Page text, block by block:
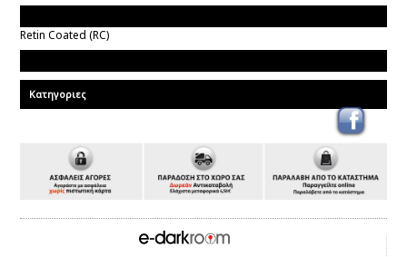
Retin Coated (RC)
Κατηγοριες